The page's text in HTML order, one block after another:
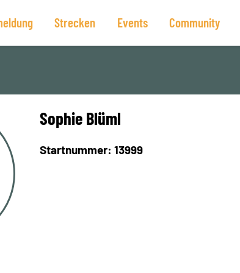
Strecken Events Community
Sophie Blüml
Startnummer: 13999